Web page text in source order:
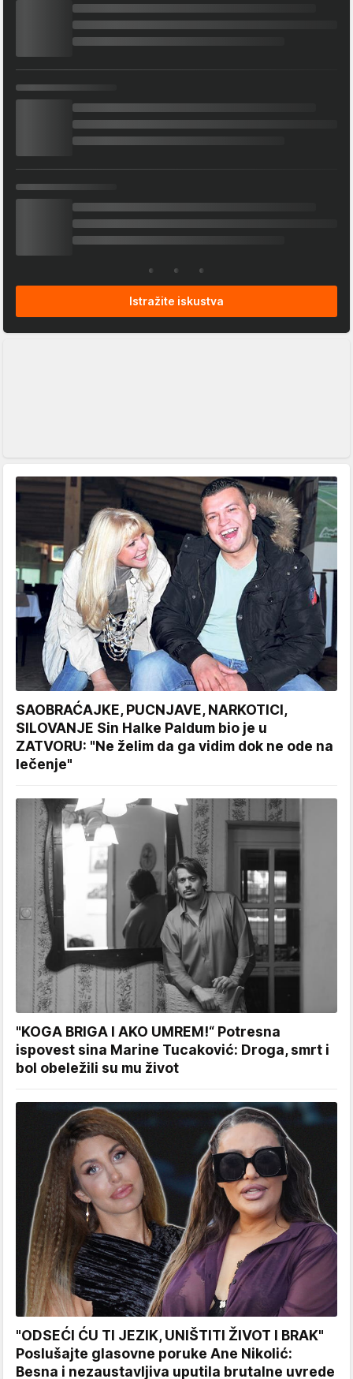
Istražite iskustva
SAOBRAĆAJKE, PUCNJAVE, NARKOTICI,
SILOVANJE Sin Halke Paldum bio je u
ZATVORU: "Ne želim da ga vidim dok ne ode na
lečenje"
"KOGA BRIGA I AKO UMREM!“ Potresna
ispovest sina Marine Tucaković: Droga, smrt i
bol obeležili su mu život
"ODSEĆI ĆU TI JEZIK, UNIŠTITI ŽIVOT I BRAK"
Poslušajte glasovne poruke Ane Nikolić:
Besna i nezaustavljiva uputila brutalne uvrede